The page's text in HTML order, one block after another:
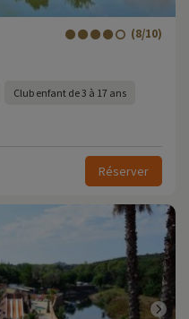
(8/10)
Club enfant de 3 à 17 ans
Réserver